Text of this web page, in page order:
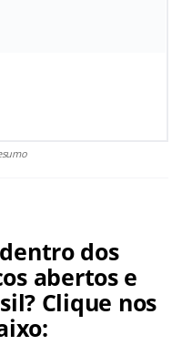
dos
abertos e
Clique nos